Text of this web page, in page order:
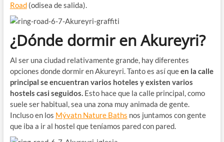
Road(odisea de salida).
¿Dónde dormir en Akureyri?
Al ser una ciudad relativamente grande, hay diferentes
opciones donde dormir en Akureyri. Tanto es así queen la calle
principal se encuentran varios hoteles y existen varios
hostels casi seguidos.Esto hace que la calle principal, como
suele ser habitual, sea una zona muy animada de gente.
Incluso en los Mývatn Nature Baths nos juntamos con gente
que iba a ir al hostel que teníamos pared con pared.